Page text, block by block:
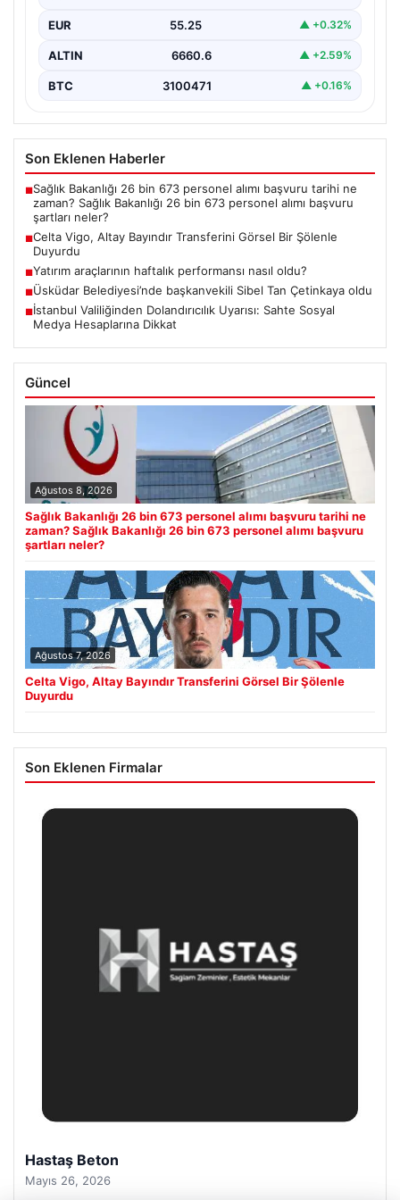
Takım, altyapısından…
EUR 55.25 ▲ +0.32%
ALTIN 6660.6 ▲ +2.59%
BTC 3100471 ▲ +0.16%
Son Eklenen Haberler
■Sağlık Bakanlığı 26 bin 673 personel alımı başvuru tarihi ne
zaman? Sağlık Bakanlığı 26 bin 673 personel alımı başvuru
şartları neler?
■Celta Vigo, Altay Bayındır Transferini Görsel Bir Şölenle
Duyurdu
■Yatırım araçlarının haftalık performansı nasıl oldu?
■Üsküdar Belediyesi’nde başkanvekili Sibel Tan Çetinkaya oldu
■İstanbul Valiliğinden Dolandırıcılık Uyarısı: Sahte Sosyal
Medya Hesaplarına Dikkat
Güncel
Ağustos 8, 2026
Sağlık Bakanlığı 26 bin 673 personel alımı başvuru tarihi ne
zaman? Sağlık Bakanlığı 26 bin 673 personel alımı başvuru
şartları neler?
Ağustos 7, 2026
Celta Vigo, Altay Bayındır Transferini Görsel Bir Şölenle
Duyurdu
Son Eklenen Firmalar
Enes Kaplan Avukatlık Bürosu
Nisan 28, 2026